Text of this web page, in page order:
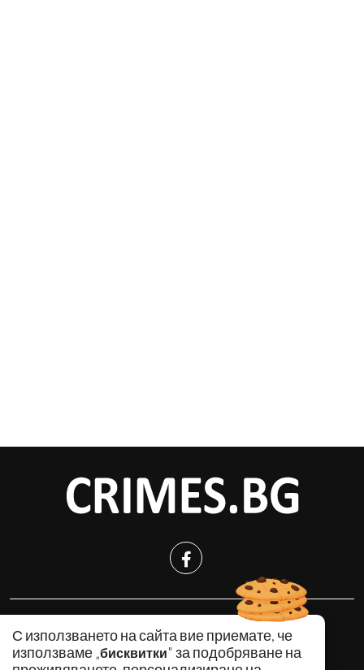
С използването на сайта вие приемате, че
използваме „бисквитки" за подобряване на
КРИМИНАЛНО
ИНЦИДЕНТИ